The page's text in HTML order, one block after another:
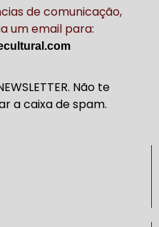
de comunicação,
um email para:
Não te
a caixa de spam.